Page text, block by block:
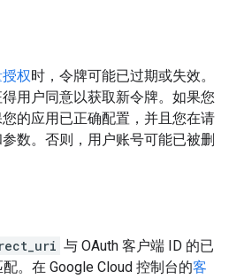
权时，令牌可能已过期或失效。
用户同意以获取新令牌。如果您
的应用已正确配置，并且您在请
数。否则，用户账号可能已被删
与 OAuth 客户端 ID 的已
。在 Google Cloud 控制台的客